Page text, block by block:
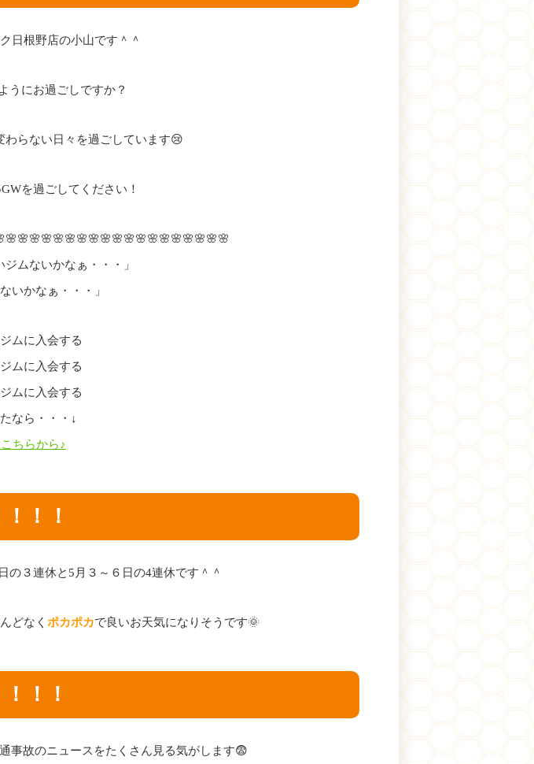
日根野店の小山です＾＾
うにお過ごしですか？
らない日々を過ごしています😢
を過ごしてください！
ジムないかなぁ・・・」
いかなぁ・・・」
ムに入会する
ムに入会する
ムに入会する
なら・・・↓
ちらから♪
！！
の３連休と5月３～６日の4連休です＾＾
どなく ポカポカで良いお天気になりそうです🌞
！！
事故のニュースをたくさん見る気がします😨